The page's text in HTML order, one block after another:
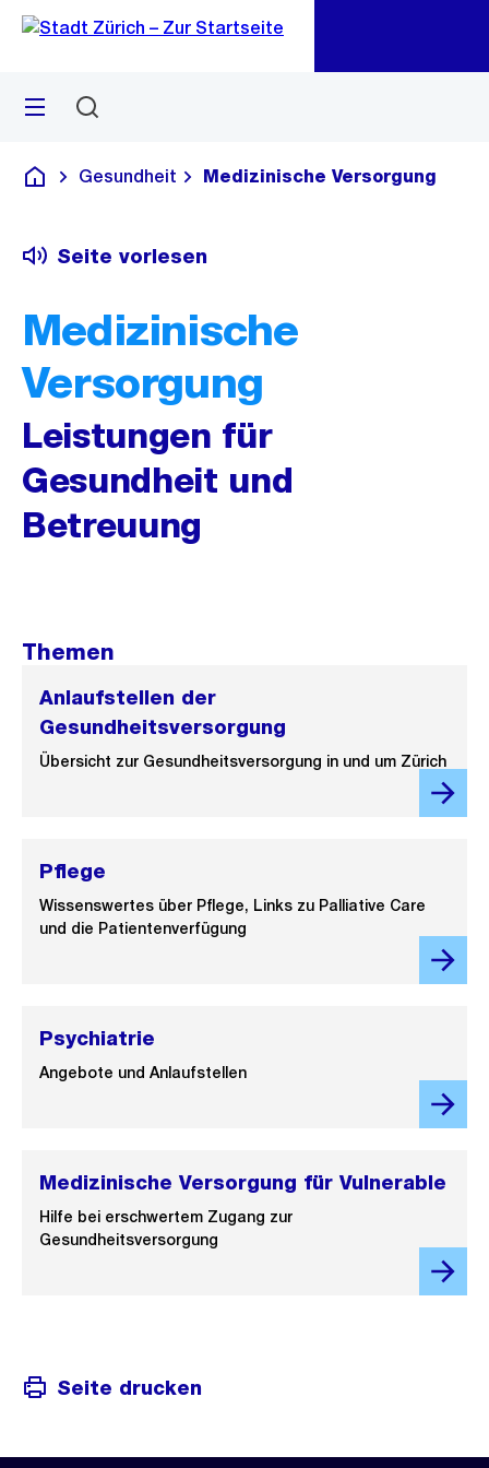
Navigation
Sprunglink
Menü
Deutsch
Gesundheit Medizinische Versorgung
Seite vorlesen
Medizinische
Versorgung
Leistungen für
Gesundheit und
Betreuung
Themen
Anlaufstellen der
Gesundheitsversorgung
Übersicht zur Gesundheitsversorgung in und um Zürich
Pflege
Wissenswertes über Pflege, Links zu Palliative Care
und die Patientenverfügung
Psychiatrie
Angebote und Anlaufstellen
Medizinische Versorgung für Vulnerable
Hilfe bei erschwertem Zugang zur
Gesundheitsversorgung
Seite drucken